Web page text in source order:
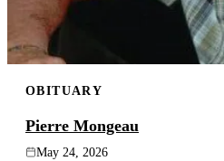
OBITUARY
Pierre Mongeau
May 24, 2026